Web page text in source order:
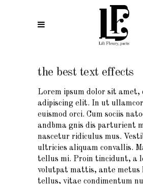
the best text effects
Lorem ipsum dolor sit amet,
adipiscing elit. In ut
euismod orci. Cum sociis
andbma gnis dis parturient
nascetur ridiculus mus.
ultricies aliquam convallis.
tellus mi. Proin tincidunt, a
volutpat mattis, ante metus
tellus, vitae condimentum